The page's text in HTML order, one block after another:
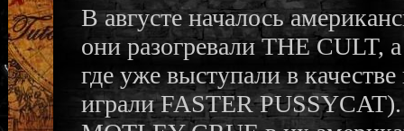
В августе началось
они разогревали THE CULT,
где уже выступали в
играли FASTER